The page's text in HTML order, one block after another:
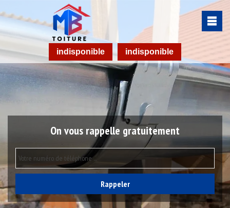
indisponible indisponible
On vous rappelle gratuitement